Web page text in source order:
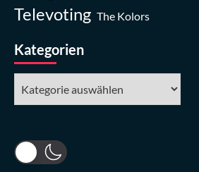
Televoting The Kolors
Kategorien